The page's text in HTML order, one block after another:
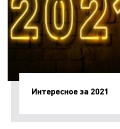
Интересное за 2021